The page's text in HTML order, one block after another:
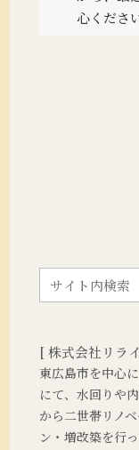
心くださ
[ 株式会社リラ
東広島市を中心
にて、水回りや
から二世帯リノ
ン・増改築を行